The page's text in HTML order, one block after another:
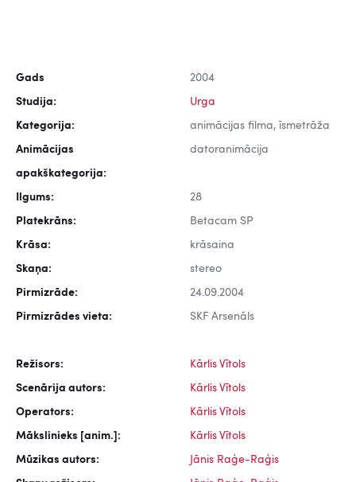
Gads 2004
Studija: Urga
Kategorija: animācijas filma, īsmetrāža
Animācijas
apakškategorija:
datoranimācija
Ilgums: 28
Platekrāns: Betacam SP
Krāsa: krāsaina
Skaņa: stereo
Pirmizrāde: 24.09.2004
Pirmizrādes vieta: SKF Arsenāls
Režisors: Kārlis Vītols
Scenārija autors: Kārlis Vītols
Operators: Kārlis Vītols
Mākslinieks [anim.]: Kārlis Vītols
Mūzikas autors: Jānis Raģe-Raģis